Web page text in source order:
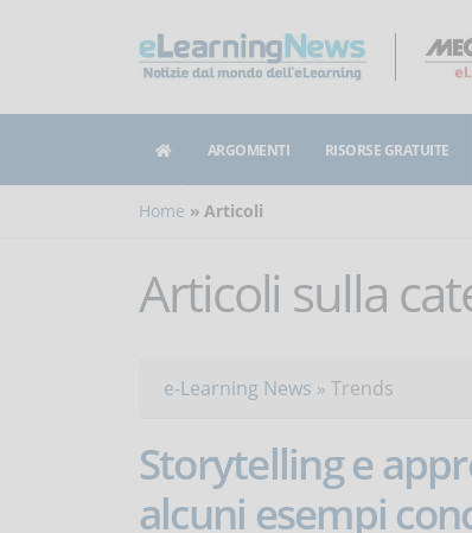
ARGOMENTI RISORSE GRATUITE
Home Articoli
Articoli sulla
e-Learning News » Trends
Storytelling e
alcuni esempi